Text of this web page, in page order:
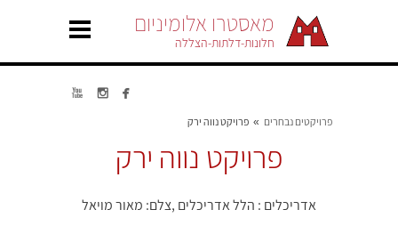
מאסטרו אלומיניום
חלונות-דלתות-הצללה



פרויקטים נבחרים » פרויקט נווה ירק
פרויקט נווה ירק
אדריכלים : הלל אדריכלים ,צלם: מאור מויאל